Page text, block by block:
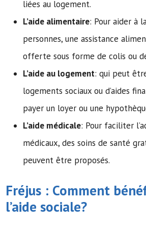
liées au logement.
L’aide alimentaire: Pour aider à
personnes, une assistance
offerte sous forme de colis ou
L’aide au logement: qui peut
logements sociaux ou d’aides
payer un loyer ou une
L’aide médicale: Pour faciliter
médicaux, des soins de santé
peuvent être proposés.
Fréjus : Comment
l’aide sociale?